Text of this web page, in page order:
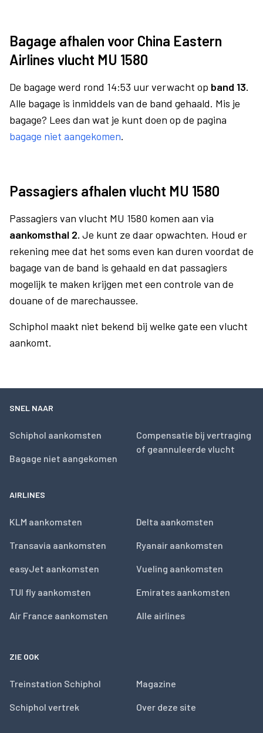
Bagage afhalen voor China Eastern
Airlines vlucht MU 1580
De bagage werd rond 14:53 uur verwacht op band 13.
Alle bagage is inmiddels van de band gehaald. Mis je
bagage? Lees dan wat je kunt doen op de pagina
bagage niet aangekomen.
Passagiers afhalen vlucht MU 1580
Passagiers van vlucht MU 1580 komen aan via
aankomsthal 2. Je kunt ze daar opwachten. Houd er
rekening mee dat het soms even kan duren voordat de
bagage van de band is gehaald en dat passagiers
mogelijk te maken krijgen met een controle van de
douane of de marechaussee.
Schiphol maakt niet bekend bij welke gate een vlucht
aankomt.
SNEL NAAR
Schiphol aankomsten
Bagage niet aangekomen
Compensatie bij vertraging
of geannuleerde vlucht
AIRLINES
KLM aankomsten
Transavia aankomsten
easyJet aankomsten
TUI fly aankomsten
Air France aankomsten
Delta aankomsten
Ryanair aankomsten
Vueling aankomsten
Emirates aankomsten
Alle airlines
ZIE OOK
Treinstation Schiphol
Schiphol vertrek
Magazine
Over deze site